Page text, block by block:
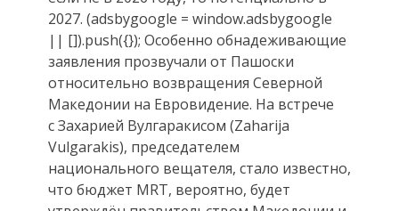
2027. (adsbygoogle = window.adsbygoogle
|| []).push({}); Особенно обнадеживающие
заявления прозвучали от Пашоски
относительно возвращения Северной
Македонии на Евровидение. На встрече
с Захарией Вулгаракисом (Zaharija
Vulgarakis), председателем
национального вещателя, стало известно,
что бюджет MRT, вероятно, будет